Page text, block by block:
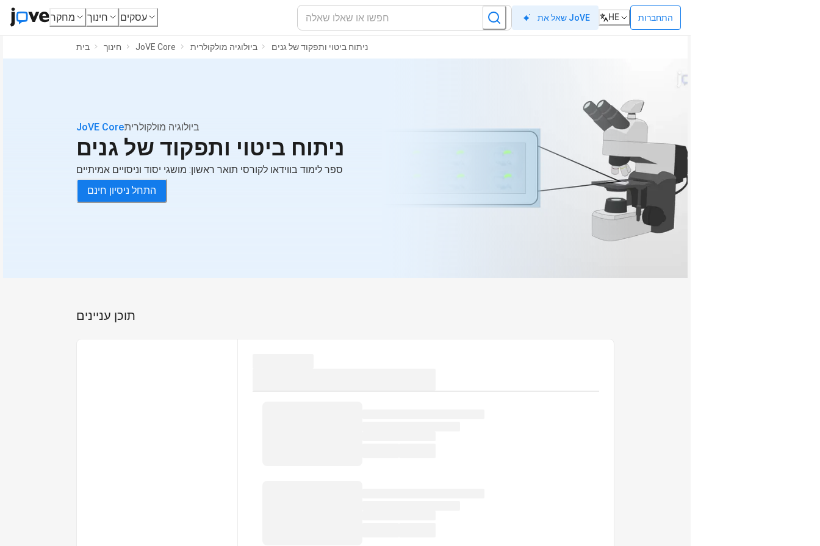
מחקר חינוך עסקים שאל את JoVE HE התחברות
בית חינוך JoVE Core ביולוגיה מולקולרית ניתוח ביטוי ותפקוד של גנים
JoVE Coreביולוגיה מולקולרית
ניתוח ביטוי ותפקוד של גנים
ספר לימוד בווידאו לקורסי תואר ראשון: מושגי יסוד וניסויים אמיתיים
התחל ניסיון חינם
תוכן עניינים